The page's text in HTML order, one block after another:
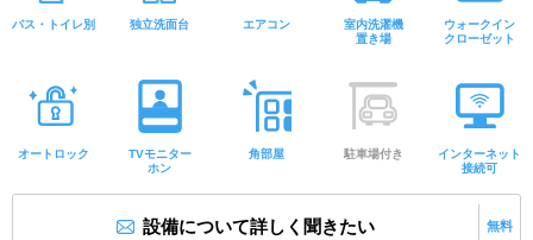
バス・トイレ別 独立洗面台 エアコン
室内洗濯機
置き場
ウォークイン
クローゼット
オートロック
TVモニター
ホン
角部屋 駐車場付き
インターネット
接続可
設備について詳しく聞きたい 無料